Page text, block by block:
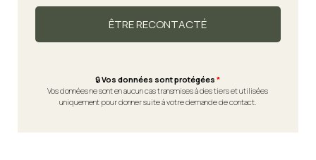
ÊTRE RECONTACTÉ
🔒Vos données sont protégées*
Vos données ne sont en aucun cas transmises à des tiers et utilisées
uniquement pour donner suite à votre demande de contact.